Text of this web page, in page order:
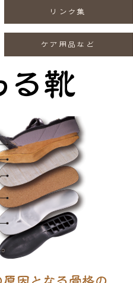
リンク集
ケア用品など
る靴